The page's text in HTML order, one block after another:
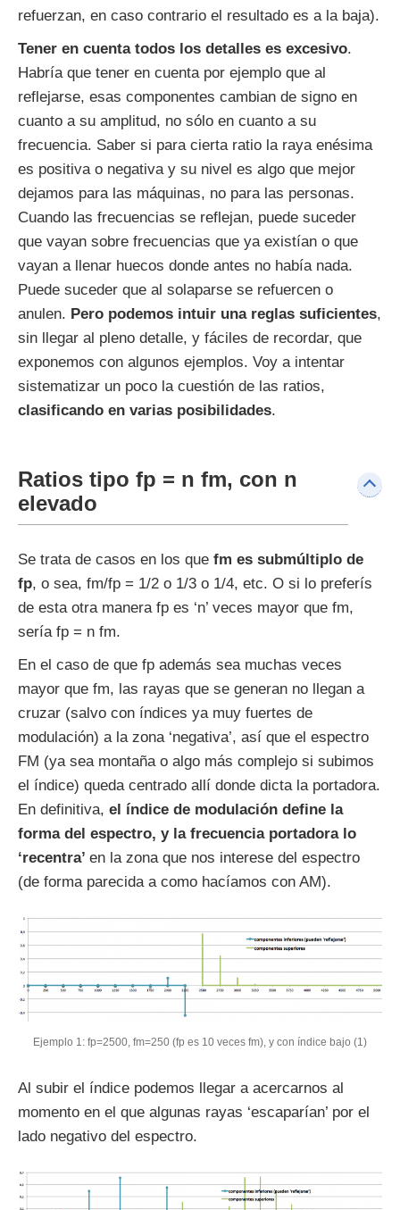
refuerzan, en caso contrario el resultado es a la baja).
Tener en cuenta todos los detalles es excesivo.
Habría que tener en cuenta por ejemplo que al
reflejarse, esas componentes cambian de signo en
cuanto a su amplitud, no sólo en cuanto a su
frecuencia. Saber si para cierta ratio la raya enésima
es positiva o negativa y su nivel es algo que mejor
dejamos para las máquinas, no para las personas.
Cuando las frecuencias se reflejan, puede suceder
que vayan sobre frecuencias que ya existían o que
vayan a llenar huecos donde antes no había nada.
Puede suceder que al solaparse se refuercen o
anulen. Pero podemos intuir una reglas suficientes,
sin llegar al pleno detalle, y fáciles de recordar, que
exponemos con algunos ejemplos. Voy a intentar
sistematizar un poco la cuestión de las ratios,
clasificando en varias posibilidades.
Ratios tipo fp = n fm, con n
elevado
Se trata de casos en los que fm es submúltiplo de
fp, o sea, fm/fp = 1/2 o 1/3 o 1/4, etc. O si lo preferís
de esta otra manera fp es ‘n’ veces mayor que fm,
sería fp = n fm.
En el caso de que fp además sea muchas veces
mayor que fm, las rayas que se generan no llegan a
cruzar (salvo con índices ya muy fuertes de
modulación) a la zona ‘negativa’, así que el espectro
FM (ya sea montaña o algo más complejo si subimos
el índice) queda centrado allí donde dicta la portadora.
En definitiva, el índice de modulación define la
forma del espectro, y la frecuencia portadora lo
‘recentra’ en la zona que nos interese del espectro
(de forma parecida a como hacíamos con AM).
Ejemplo 1: fp=2500, fm=250 (fp es 10 veces fm), y con índice bajo (1)
Al subir el índice podemos llegar a acercarnos al
momento en el que algunas rayas ‘escaparían’ por el
lado negativo del espectro.